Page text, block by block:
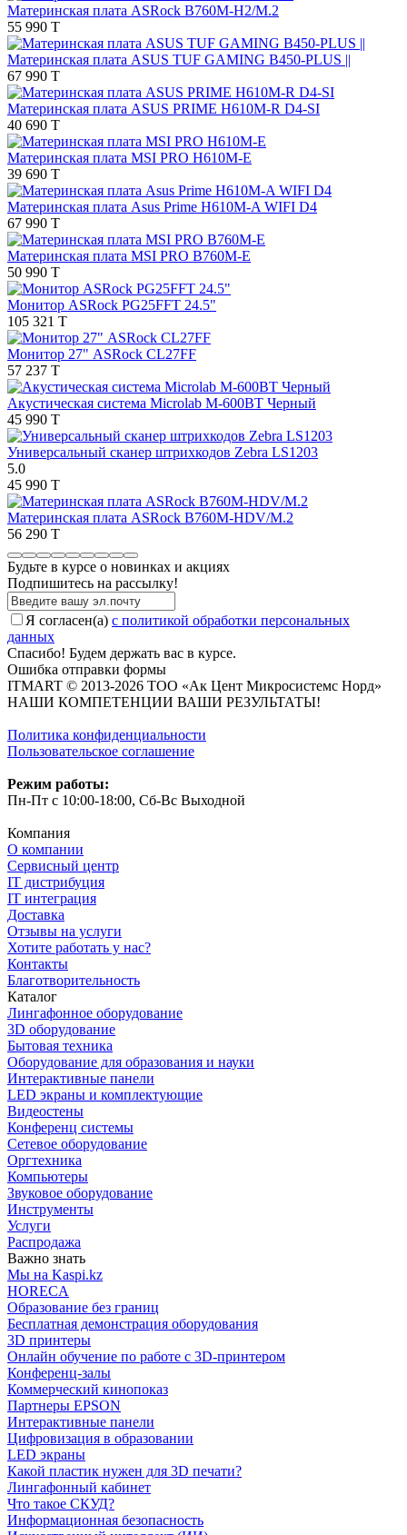
Материнская плата ASRock B760M-H2/M.2
55 990 T
Материнская плата ASUS TUF GAMING B450-PLUS ||
67 990 T
Материнская плата ASUS PRIME H610M-R D4-SI
40 690 T
Материнская плата MSI PRO H610M-E
39 690 T
Материнская плата Asus Prime H610M-A WIFI D4
67 990 T
Материнская плата MSI PRO B760M-E
50 990 T
Монитор ASRock PG25FFT 24.5"
105 321 T
Монитор 27" ASRock CL27FF
57 237 T
Акустическая система Microlab M-600ВТ Черный
45 990 T
Универсальный сканер штрихкодов Zebra LS1203
5.0
45 990 T
Материнская плата ASRock B760M-HDV/M.2
56 290 T
Будьте в курсе о новинках и акциях
Подпишитесь на рассылкy!
Я согласен(a) с политикой обработки персональных
данных
Спасибо! Будем держать вас в курсе.
Ошибка отправки формы
ITMART © 2013-2026 ТОО «Ак Цент Микросистемс Норд»
НАШИ КОМПЕТЕНЦИИ ВАШИ РЕЗУЛЬТАТЫ!
Политика конфиденциальности
Пользовательское соглашение
Режим работы:
Пн-Пт с 10:00-18:00, Сб-Вс Выходной
Компания
О компании
Сервисный центр
IT дистрибуция
IT интеграция
Доставка
Отзывы на услуги
Хотите работать у нас?
Контакты
Благотворительность
Каталог
Лингафонное оборудование
3D оборудование
Бытовая техника
Оборудование для образования и науки
Интерактивные панели
LED экраны и комплектующие
Видеостены
Конференц системы
Сетевое оборудование
Оргтехника
Компьютеры
Звуковое оборудование
Инструменты
Услуги
Распродажа
Важно знать
Мы на Kaspi.kz
HORECA
Образование без границ
Бесплатная демонстрация оборудования
3D принтеры
Онлайн обучение по работе с 3D-принтером
Конференц-залы
Коммерческий кинопоказ
Партнеры EPSON
Интерактивные панели
Цифровизация в образовании
LED экраны
Какой пластик нужен для 3D печати?
Лингафонный кабинет
Что такое СКУД?
Информационная безопасность